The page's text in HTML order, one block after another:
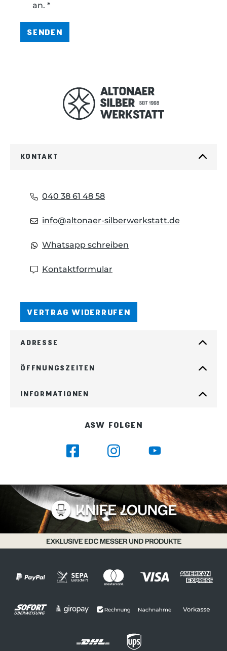
an. *
SENDEN
KONTAKT
040 38 61 48 58
info@altonaer-silberwerkstatt.de
Whatsapp schreiben
Kontaktformular
VERTRAG WIDERRUFEN
ADRESSE
ÖFFNUNGSZEITEN
INFORMATIONEN
ASW FOLGEN